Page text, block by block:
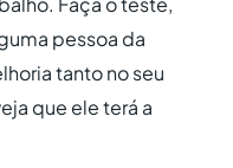
pessoa da
tanto no seu
que ele terá a